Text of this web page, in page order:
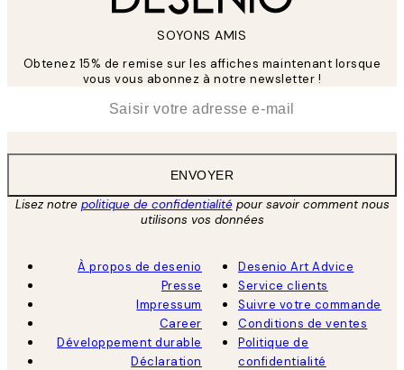
SOYONS AMIS
Obtenez 15% de remise sur les affiches maintenant lorsque
vous vous abonnez à notre newsletter !
ENVOYER
Lisez notre politique de confidentialitépour savoir comment nous
utilisons vos données
À propos de desenio
Presse
Impressum
Career
Développement durable
Déclaration
Desenio Art Advice
Service clients
Suivre votre commande
Conditions de ventes
Politique de
confidentialité